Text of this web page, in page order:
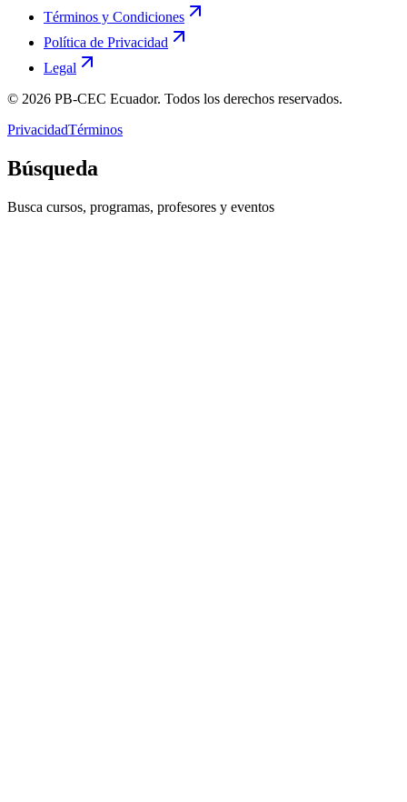
Términos y Condiciones
Política de Privacidad
Legal
© 2026 PB-CEC Ecuador. Todos los derechos reservados.
PrivacidadTérminos
Búsqueda
Busca cursos, programas, profesores y eventos